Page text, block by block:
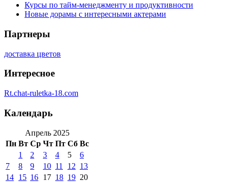
Курсы по тайм-менеджменту и продуктивности
Новые дорамы с интересными актерами
Партнеры
доставка цветов
Интересное
Rt.chat-ruletka-18.com
Календарь
Апрель 2025
Пн Вт Ср Чт Пт Сб Вс
1 2 3 4 5
6
7
8 9 10 11 12 13
14 15 16 17 18 19 20